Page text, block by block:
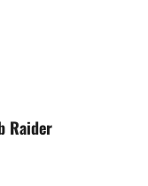
Raider